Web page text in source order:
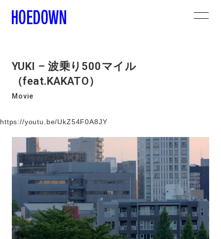
YUKI – 波乗り500マイル
（feat.KAKATO）
Movie
https://youtu.be/UkZ54F0A8JY